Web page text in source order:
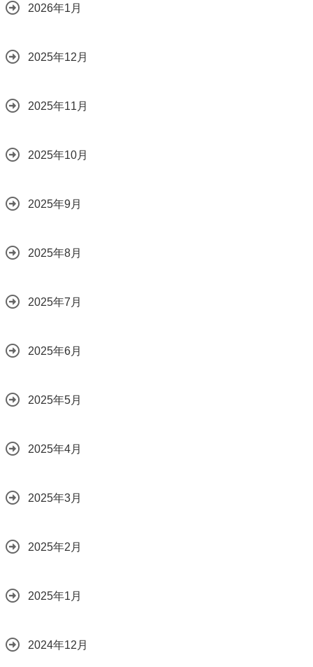
2026年1月
2025年12月
2025年11月
2025年10月
2025年9月
2025年8月
2025年7月
2025年6月
2025年5月
2025年4月
2025年3月
2025年2月
2025年1月
2024年12月